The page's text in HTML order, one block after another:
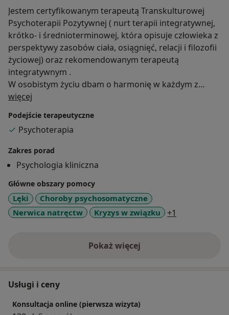
Jestem certyfikowanym terapeutą Transkulturowej
Psychoterapii Pozytywnej ( nurt terapii integratywnej,
krótko- i średnioterminowej, która opisuje człowieka z
perspektywy zasobów ciała, osiągnięć, relacji i filozofii
życiowej) oraz rekomendowanym terapeutą
integratywnym .
W osobistym życiu dbam o harmonię w każdym z
wymienionych obszarów.
rozwoju, który czasami wymaga wspólnego pokonania
kilku przeszkód ( objawów ). Lęki, zmienne nastroje,
niechęć do życia, problemy w relacjach z innymi, to
najczęstsze obszary mojej pracy z klientami.
więcej
Podejście terapeutyczne
Psychoterapia
Zakres porad
Psychologia kliniczna
Główne obszary pomocy
Lęki
Choroby psychosomatyczne
Nerwica natręctw
Kryzys w związku +1
Pokaż więcejo doświadczeniu
Usługi i ceny
Konsultacja online (pierwsza wizyta)